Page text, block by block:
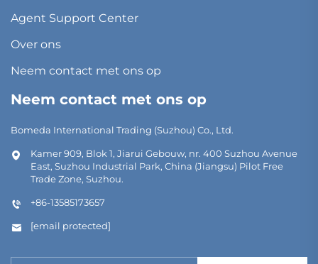
Agent Support Center
Over ons
Neem contact met ons op
Neem contact met ons op
Bomeda International Trading (Suzhou) Co., Ltd.
Kamer 909, Blok 1, Jiarui Gebouw, nr. 400 Suzhou Avenue
East, Suzhou Industrial Park, China (Jiangsu) Pilot Free
Trade Zone, Suzhou.
+86-13585173657
[email protected]